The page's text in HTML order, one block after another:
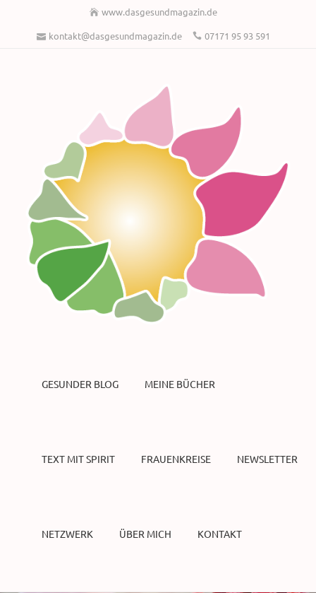
www.dasgesundmagazin.de
kontakt@dasgesundmagazin.de
07171 95 93 591
GESUNDER BLOG MEINE BÜCHER
TEXT MIT SPIRIT FRAUENKREISE NEWSLETTER
NETZWERK ÜBER MICH KONTAKT